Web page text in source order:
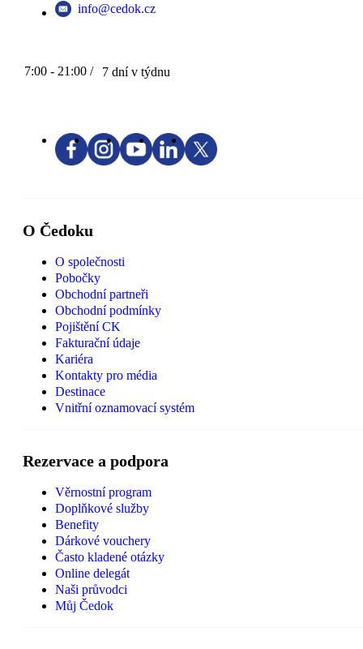
info@cedok.cz
7:00 - 21:00 / 7 dní v týdnu
O Čedoku
O společnosti
Pobočky
Obchodní partneři
Obchodní podmínky
Pojištění CK
Fakturační údaje
Kariéra
Kontakty pro média
Destinace
Vnitřní oznamovací systém
Rezervace a podpora
Věrnostní program
Doplňkové služby
Benefity
Dárkové vouchery
Často kladené otázky
Online delegát
Naši průvodci
Můj Čedok